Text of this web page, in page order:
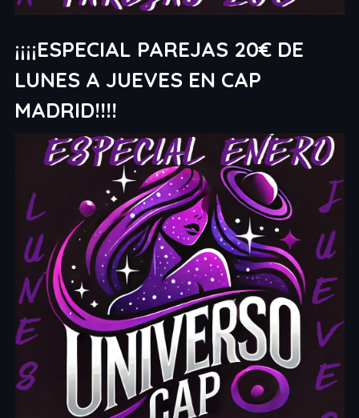
¡¡¡¡ESPECIAL PAREJAS 20€ DE
LUNES A JUEVES EN CAP
MADRID!!!!